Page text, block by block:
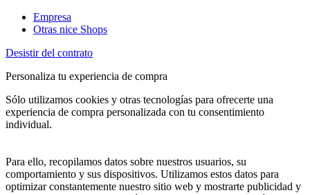
Empresa
Otras nice Shops
Desistir del contrato
Personaliza tu experiencia de compra
Sólo utilizamos cookies y otras tecnologías para ofrecerte una
experiencia de compra personalizada con tu consentimiento
individual.
Para ello, recopilamos datos sobre nuestros usuarios, su
comportamiento y sus dispositivos. Utilizamos estos datos para
optimizar constantemente nuestro sitio web y mostrarte publicidad y